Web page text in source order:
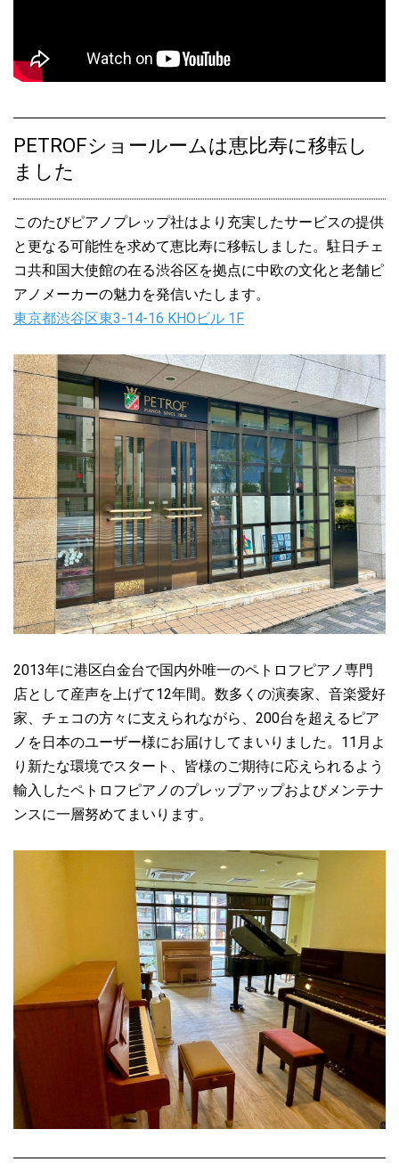
2022.03.22
2022.03.12
ペトロフP131E1ウォルナット艶出モデル、ご注文をいただきまし
た♪
2022.02.06
ペトロフGPオリジナル音源/PETROF P173Breeze収録！Wataru
Sato Newアルバム『Fading Spaces』リリース♪
2022.01.30
ペトロフP194Stormデミチッペンデール・マホガニー艶出モデ
2022.01.14
ペトロフP173Breezeデミチッペンデール・マホガニー艶出モデ
ル、ご注文をいただきました♪
2022.01.14
ペトロフP194Storm黒色艶出モデル、ご注文をいただきました♪
2022.01.09
ペトロフP159Boraウォルナット艶出モデル、ご注文をいただきま
した♪
2022.01.08
ペトロフP118C1マホガニー艶出モデル、ご注文をいただきました
♪
2021.12.19
ペトロフP118P1ウォルナット艶出モデル、ご注文をいただきまし
た♪
2021.11.27
ペトロフP131M1マホガニー艶出モデル、ご注文をいただきました
♪
ペトロフピアノ納入事例【お客様の声】1件追加♪
ペトロフP118P1ビーチ艶消モデル、プレップアップ完了しました
2021.11.05
ペトロフP118P1ビーチ艶消モデル、入荷しました♪
【ご注文品】ペトロフP173Breeze Chippendaleマホガニー艶出モ
デル、入荷しました♪
2021.10.03
チェコフェスティバル2021開催＆ペトロフピアノ出展♪
2021.09.11
PETROFショールームは恵比寿に移転し
ました
このたびピアノプレップ社はより充実したサービスの提供
と更なる可能性を求めて恵比寿に移転しました。駐日チェ
コ共和国大使館の在る渋谷区を拠点に中欧の文化と老舗ピ
アノメーカーの魅力を発信いたします。
東京都渋谷区東3-14-16 KHOビル 1F
2013年に港区白金台で国内外唯一のペトロフピアノ専門
店として産声を上げて12年間。数多くの演奏家、音楽愛好
家、チェコの方々に支えられながら、200台を超えるピア
ノを日本のユーザー様にお届けしてまいりました。11月よ
り新たな環境でスタート、皆様のご期待に応えられるよう
輸入したペトロフピアノのプレップアップおよびメンテナ
ンスに一層努めてまいります。